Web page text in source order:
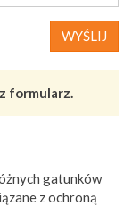
WYŚLIJ
formularz.
gatunków
z ochroną